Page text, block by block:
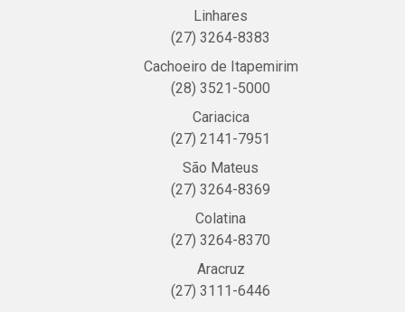
Linhares
(27) 3264-8383
Cachoeiro de Itapemirim
(28) 3521-5000
Cariacica
(27) 2141-7951
São Mateus
(27) 3264-8369
Colatina
(27) 3264-8370
Aracruz
(27) 3111-6446